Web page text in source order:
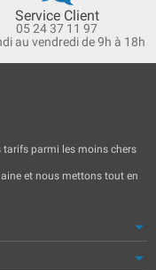
Service Client
05 24 37 11 97
au vendredi de 9h à 18h
tarifs parmi les moins chers
et nous mettons tout en